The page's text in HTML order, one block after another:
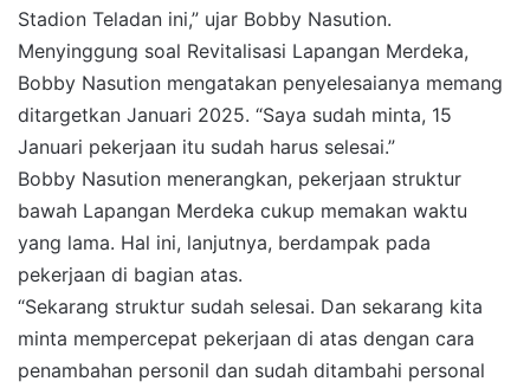
Stadion Teladan ini,” ujar Bobby Nasution.
Menyinggung soal Revitalisasi Lapangan Merdeka,
Bobby Nasution mengatakan penyelesaianya memang
ditargetkan Januari 2025. “Saya sudah minta, 15
Januari pekerjaan itu sudah harus selesai.”
Bobby Nasution menerangkan, pekerjaan struktur
bawah Lapangan Merdeka cukup memakan waktu
yang lama. Hal ini, lanjutnya, berdampak pada
pekerjaan di bagian atas.
“Sekarang struktur sudah selesai. Dan sekarang kita
minta mempercepat pekerjaan di atas dengan cara
penambahan personil dan sudah ditambahi personal